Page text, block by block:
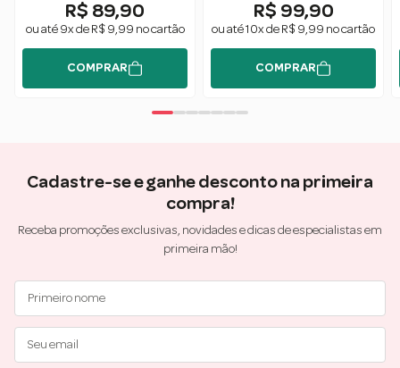
R$ 89,90
ou até 9x de R$ 9,99 no cartão
COMPRAR
R$ 99,90
ou até 10x de R$ 9,99 no cartão
COMPRAR
Cadastre-se e ganhe desconto na primeira
compra!
Receba promoções exclusivas, novidades e dicas de especialistas em
primeira mão!